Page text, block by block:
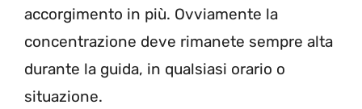
accorgimento in più. Ovviamente la
concentrazione deve rimanete sempre alta
durante la guida, in qualsiasi orario o
situazione.